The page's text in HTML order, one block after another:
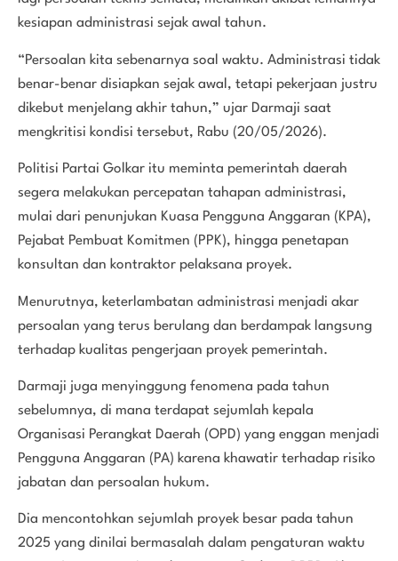
kesiapan administrasi sejak awal tahun.
“Persoalan kita sebenarnya soal waktu. Administrasi tidak
benar-benar disiapkan sejak awal, tetapi pekerjaan justru
dikebut menjelang akhir tahun,” ujar Darmaji saat
mengkritisi kondisi tersebut, Rabu (20/05/2026).
Politisi Partai Golkar itu meminta pemerintah daerah
segera melakukan percepatan tahapan administrasi,
mulai dari penunjukan Kuasa Pengguna Anggaran (KPA),
Pejabat Pembuat Komitmen (PPK), hingga penetapan
konsultan dan kontraktor pelaksana proyek.
Menurutnya, keterlambatan administrasi menjadi akar
persoalan yang terus berulang dan berdampak langsung
terhadap kualitas pengerjaan proyek pemerintah.
Darmaji juga menyinggung fenomena pada tahun
sebelumnya, di mana terdapat sejumlah kepala
Organisasi Perangkat Daerah (OPD) yang enggan menjadi
Pengguna Anggaran (PA) karena khawatir terhadap risiko
jabatan dan persoalan hukum.
Dia mencontohkan sejumlah proyek besar pada tahun
2025 yang dinilai bermasalah dalam pengaturan waktu